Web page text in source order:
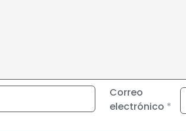
Correo
electrónico *